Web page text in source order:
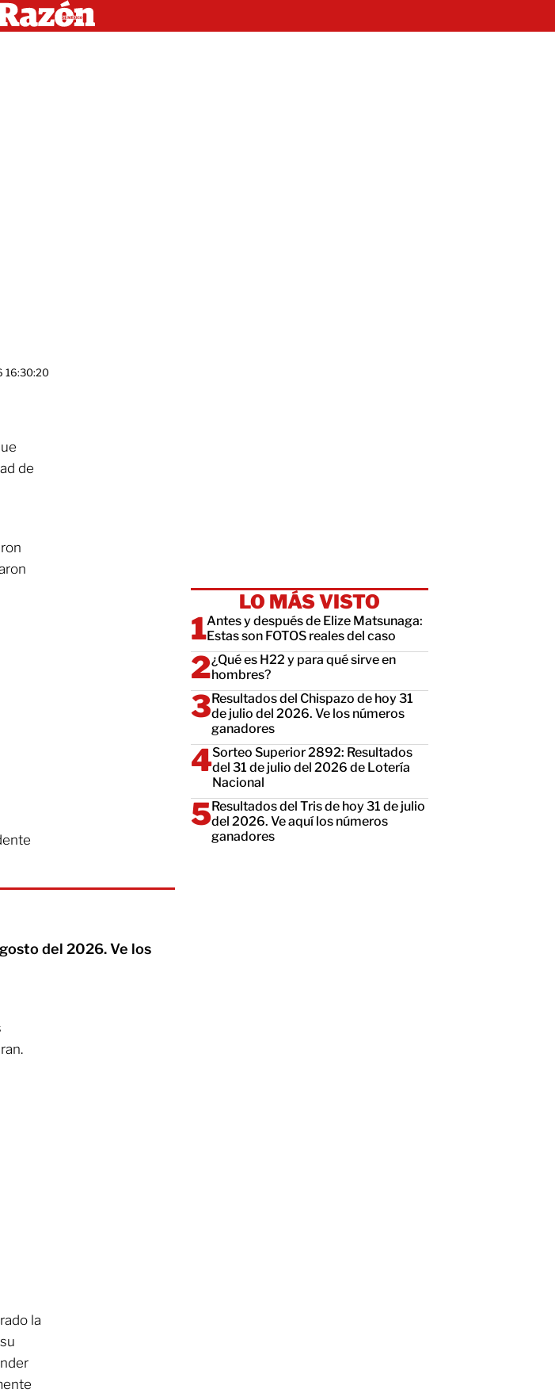
16:30:20
de
del 2026. Ve los
la
LO MÁS VISTO
Antes y después de Elize Matsunaga:
Estas son FOTOS reales del caso
¿Qué es H22 y para qué sirve en
hombres?
Resultados del Chispazo de hoy 31
de julio del 2026. Ve los números
ganadores
Sorteo Superior 2892: Resultados
del 31 de julio del 2026 de Lotería
Nacional
Resultados del Tris de hoy 31 de julio
del 2026. Ve aquí los números
ganadores